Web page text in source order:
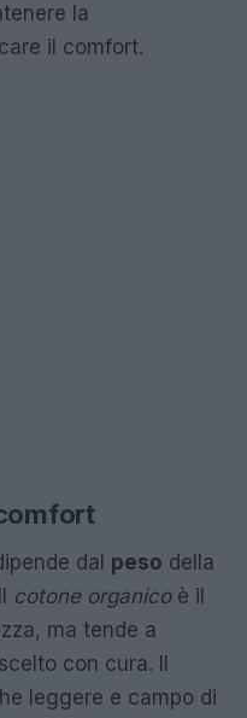
la
il comfort.
dal peso della
cotone organicoè il
ma tende a
con cura. Il
leggere e campo di